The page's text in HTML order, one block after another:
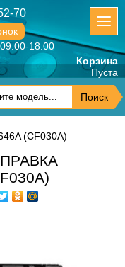
70
18.00
Корзина
Пуста
(CF030A)